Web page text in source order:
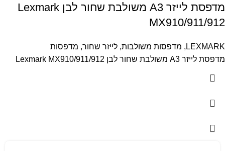
מדפסת לייזר A3 משולבת שחור לבן Lexmark
MX910/911/912
LEXMARK
, מדפסות משולבות, לייזר שחור, מדפסות
מדפסת לייזר A3 משולבת שחור לבן Lexmark MX910/911/912